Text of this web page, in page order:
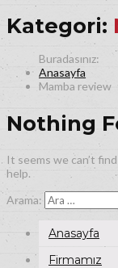
Kategori:
Anasayfa
Mamba review
Nothing
It seems we can’t
help.
Arama:
Anasayfa
Firmamız